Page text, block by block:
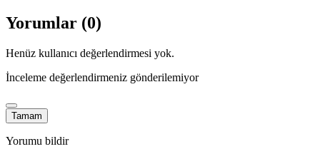
Yorumlar (0)
Henüz kullanıcı değerlendirmesi yok.
İnceleme değerlendirmeniz gönderilemiyor
Tamam
Yorumu bildir